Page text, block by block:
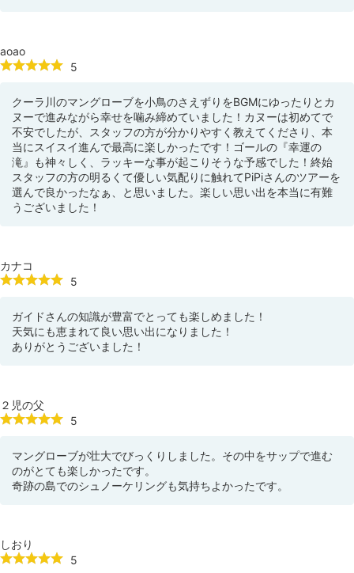
aoao
5
クーラ川のマングローブを小鳥のさえずりをBGMにゆったりとカ
ヌーで進みながら幸せを噛み締めていました！カヌーは初めてで
不安でしたが、スタッフの方が分かりやすく教えてくださり、本
当にスイスイ進んで最高に楽しかったです！ゴールの『幸運の
滝』も神々しく、ラッキーな事が起こりそうな予感でした！終始
スタッフの方の明るくて優しい気配りに触れてPiPiさんのツアーを
選んで良かったなぁ、と思いました。楽しい思い出を本当に有難
うございました！
カナコ
5
ガイドさんの知識が豊富でとっても楽しめました！
天気にも恵まれて良い思い出になりました！
ありがとうございました！
２児の父
5
マングローブが壮大でびっくりしました。その中をサップで進む
のがとても楽しかったです。
奇跡の島でのシュノーケリングも気持ちよかったです。
しおり
5